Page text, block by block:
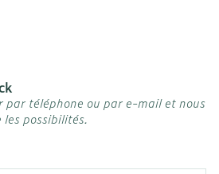
par téléphone ou par e-mail et nous
les possibilités.